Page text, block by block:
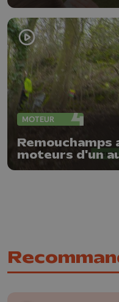
MOTEUR
Remouchamps
moteurs d'un